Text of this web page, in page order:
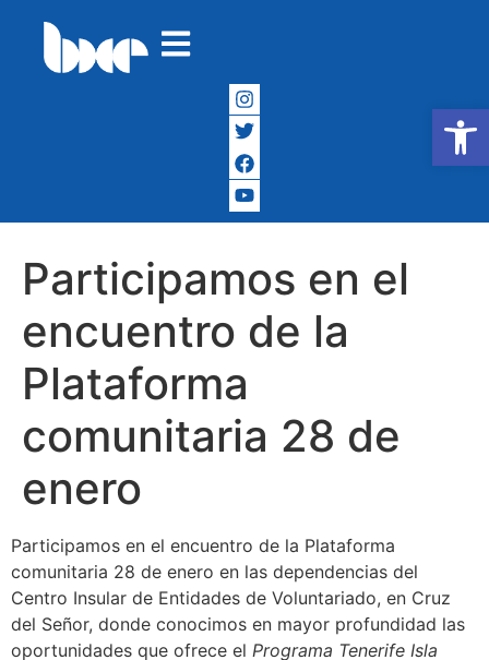
Abrir
Participamos en el
encuentro de la
Plataforma
comunitaria 28 de
enero
Participamos en el encuentro de la Plataforma
comunitaria 28 de enero en las dependencias del
Centro Insular de Entidades de Voluntariado, en Cruz
del Señor, donde conocimos en mayor profundidad las
oportunidades que ofrece el Programa Tenerife Isla